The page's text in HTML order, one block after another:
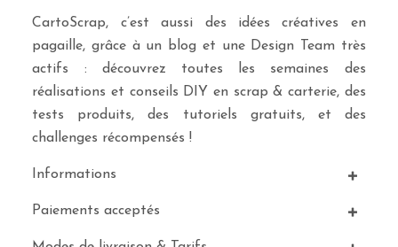
CartoScrap, c’est aussi des idées créatives en
pagaille, grâce à un blog et une Design Team très
actifs : découvrez toutes les semaines des
réalisations et conseils DIY en scrap & carterie, des
tests produits, des tutoriels gratuits, et des
challenges récompensés !
Informations
Paiements acceptés